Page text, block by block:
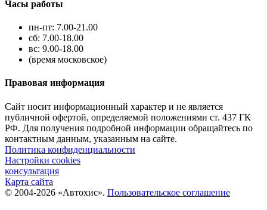
Часы работы
пн-пт: 7.00-21.00
сб: 7.00-18.00
вс: 9.00-18.00
(время московское)
Правовая информация
Сайт носит информационный характер и не является
публичной офертой, определяемой положениями ст. 437 ГК
РФ. Для получения подробной информации обращайтесь по
контактным данным, указанным на сайте.
Политика конфиденциальности
Настройки cookies
консультация
Карта сайта
© 2004-2026 «Автохис». Пользовательское соглашение